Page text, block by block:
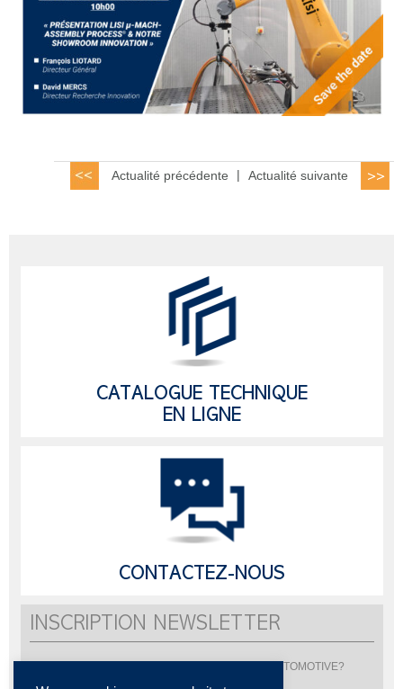
Actualité précédente | Actualité suivante
CATALOGUE TECHNIQUE
EN LIGNE
CONTACTEZ-NOUS
INSCRIPTION NEWSLETTER
Vous souhaitez être informé de l'actualité de LISI AUTOMOTIVE?
Inscrivez-vous pour recevoir notre newsletter